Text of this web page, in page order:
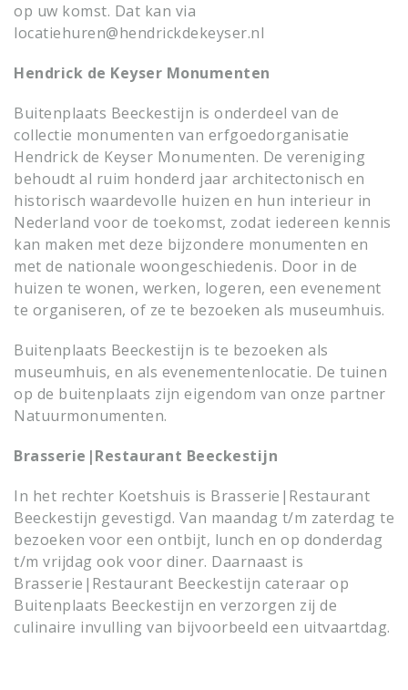
op uw komst. Dat kan via
locatiehuren@hendrickdekeyser.nl
Hendrick de Keyser Monumenten
Buitenplaats Beeckestijn is onderdeel van de
collectie monumenten van erfgoedorganisatie
Hendrick de Keyser Monumenten. De vereniging
behoudt al ruim honderd jaar architectonisch en
historisch waardevolle huizen en hun interieur in
Nederland voor de toekomst, zodat iedereen kennis
kan maken met deze bijzondere monumenten en
met de nationale woongeschiedenis. Door in de
huizen te wonen, werken, logeren, een evenement
te organiseren, of ze te bezoeken als museumhuis.
Buitenplaats Beeckestijn is te bezoeken als
museumhuis, en als evenementenlocatie. De tuinen
op de buitenplaats zijn eigendom van onze partner
Natuurmonumenten.
Brasserie|Restaurant Beeckestijn
In het rechter Koetshuis is Brasserie|Restaurant
Beeckestijn gevestigd. Van maandag t/m zaterdag te
bezoeken voor een ontbijt, lunch en op donderdag
t/m vrijdag ook voor diner. Daarnaast is
Brasserie|Restaurant Beeckestijn cateraar op
Buitenplaats Beeckestijn en verzorgen zij de
culinaire invulling van bijvoorbeeld een uitvaartdag.